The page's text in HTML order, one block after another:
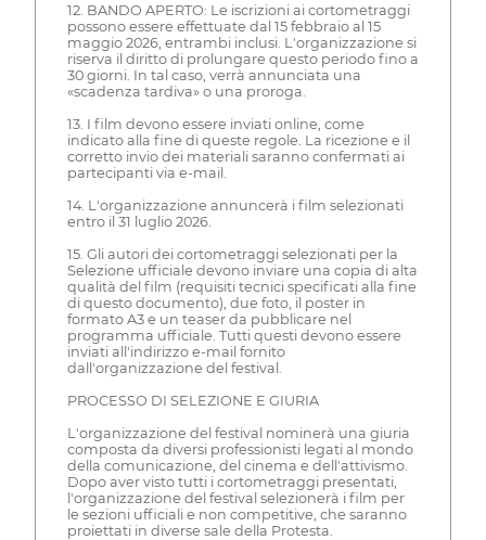
12. BANDO APERTO: Le iscrizioni ai cortometraggi
possono essere effettuate dal 15 febbraio al 15
maggio 2026, entrambi inclusi. L'organizzazione si
riserva il diritto di prolungare questo periodo fino a
30 giorni. In tal caso, verrà annunciata una
«scadenza tardiva» o una proroga.
13. I film devono essere inviati online, come
indicato alla fine di queste regole. La ricezione e il
corretto invio dei materiali saranno confermati ai
partecipanti via e-mail.
14. L'organizzazione annuncerà i film selezionati
entro il 31 luglio 2026.
15. Gli autori dei cortometraggi selezionati per la
Selezione ufficiale devono inviare una copia di alta
qualità del film (requisiti tecnici specificati alla fine
di questo documento), due foto, il poster in
formato A3 e un teaser da pubblicare nel
programma ufficiale. Tutti questi devono essere
inviati all'indirizzo e-mail fornito
dall'organizzazione del festival.
PROCESSO DI SELEZIONE E GIURIA
L'organizzazione del festival nominerà una giuria
composta da diversi professionisti legati al mondo
della comunicazione, del cinema e dell'attivismo.
Dopo aver visto tutti i cortometraggi presentati,
l'organizzazione del festival selezionerà i film per
le sezioni ufficiali e non competitive, che saranno
proiettati in diverse sale della Protesta.